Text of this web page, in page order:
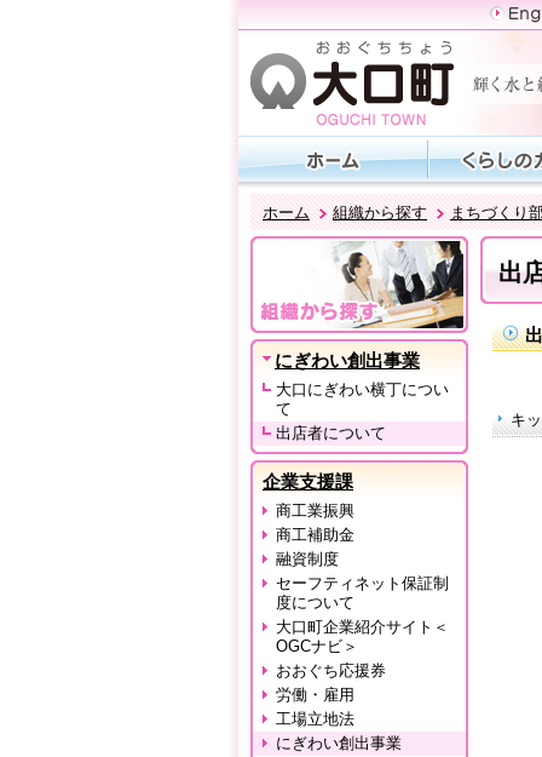
ホーム 組織から探す まちづくり
にぎわい創出事業
大口にぎわい横丁につい
て
出店者について
企業支援課
商工業振興
商工補助金
融資制度
セーフティネット保証制
度について
大口町企業紹介サイト＜
OGCナビ＞
おおぐち応援券
労働・雇用
工場立地法
にぎわい創出事業
出
キ